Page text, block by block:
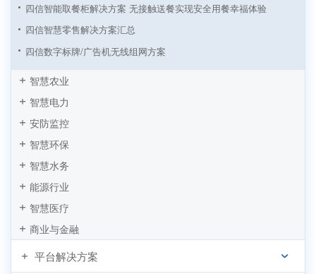
四信智能取餐柜解决方案 无接触送餐实现安全用餐幸福体验
四信智慧零售解决方案汇总
四信数字标牌/广告机无线组网方案
基于四信工控一体屏自助饮料机解决方案
新零售领航者 四信智能自助结账解决方案
智慧零售的自助时代 刷脸售卖应用崛起
基于工控机搭载RK3399处理器的自助榨汁机应用方案
智能售卖系统解决方案
智慧农业
智慧电力
安防监控
智慧环保
智慧水务
能源行业
智慧医疗
商业与金融
平台解决方案